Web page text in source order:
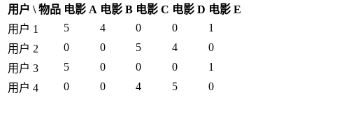
用户 \ 物品 电影 A 电影 B 电影 C 电影 D 电影 E
用户 1
5 4 0 0
1
用户 2
0 0 5 4
0
用户 3
5 0 0 0
1
用户 4
0 0 4 5 0